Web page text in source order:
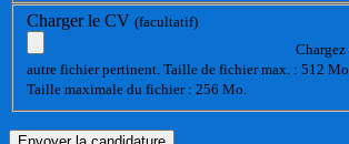
Charger le CV (facultatif)
autre fichier pertinent. Taille de fichier max. : 512
Taille maximale du fichier : 256 Mo.